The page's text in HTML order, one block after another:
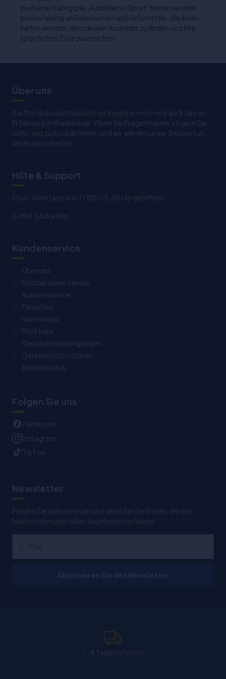
In unserer Kategorie ‚Ausbilder in Sport‘ bieten wir eine
breite Palette an Ressourcen und Hilfsmitteln, die Ihnen
helfen werden, den idealen Ausbilder zu finden und Ihre
sportlichen Ziele zu erreichen.
Über uns
Bei Nordicbasketball sind wir Experten mit mehr als 8 Jahren
Erfahrung im Basketball. Wenn Sie Fragen haben, zögern Sie
nicht, uns zu kontaktieren, und wir werden unser Bestes tun,
um Ihnen zu helfen
Hilfe & Support
Chat: Werktags von 11:00-15:30 Uhr geöffnet.
E-Mail: Klicke Hier
Kundenservice
Über uns
Kontaktieren Sie uns
Kundenservice
Favoriten
Warenkorb
Rückkehr
Geschäftsbedingungen
Datenschutzrichtlinie
Bestellstatus
Folgen Sie uns
Facebook
Instagram
TikTok
Newsletter
Melden Sie sich unten an und seien Sie die Ersten, die von
Nachrichten und tollen Angeboten erfahren